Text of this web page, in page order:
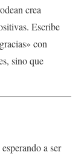
crea
Escribe
con
sino que
a ser